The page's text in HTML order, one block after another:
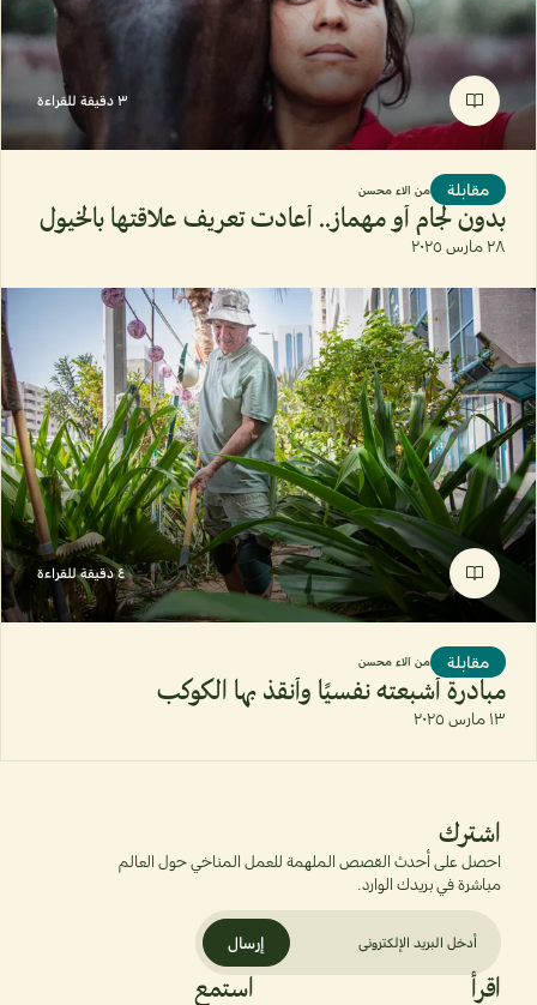
٣ دقيقة للقراءة
مقابلة من الاء محسن
بدون لجام أو مهماز.. أعادت تعريف علاقتها بالخيول
٢٨ مارس ٢٠٢٥
٤ دقيقة للقراءة
مقابلة من الاء محسن
مبادرة أشبعته نفسيًا وأنقذ بها الكوكب
١٣ مارس ٢٠٢٥
اقرأ استمع
اشترك
احصل على أحدث القصص الملهمة للعمل المناخي حول العالم
مباشرة في بريدك الوارد.
إرسال